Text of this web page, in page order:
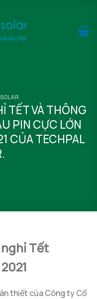
TẾT VÀ THÔNG
PIN CỰC LỚN
CỦA TECHPAL
Tết
thiết của Công ty Cổ